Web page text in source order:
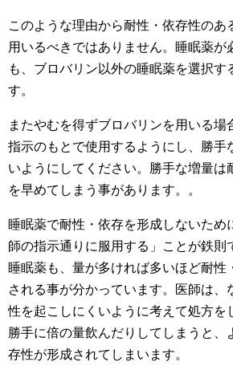
このような理由から耐性・依存性のあ
用いるべきではありません。睡眠薬が
も、ブロバリン以外の睡眠薬を選択す
す。
またやむを得ずブロバリンを用いる場
指示のもとで使用するようにし、勝手
いようにしてください。勝手な増量は
を早めてしまう事があります。。
睡眠薬で耐性・依存を形成しないため
師の指示通りに服用する」ことが鉄則
睡眠薬も、量が多ければ多いほど耐性
される事が分かっています。医師は、
性を起こしにくいように考えて処方を
勝手に倍の量飲んだりしてしまうと、
存性が形成されてしまいます。